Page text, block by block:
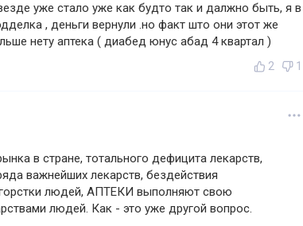
уже стало уже как будто так и далжно быть, я в
, деньги вернули .но факт што они этот же
нету аптека ( диабед юнус абад 4 квартал )
2 1
в стране, тотального дефицита лекарств,
важнейших лекарств, бездействия
людей, АПТЕКИ выполняют свою
людей. Как - это уже другой вопрос.